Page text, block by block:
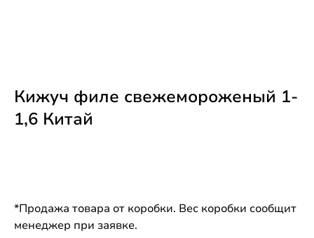
Кижуч филе свежемороженый 1-
1,6 Китай
*Продажа товара от коробки. Вес коробки сообщит
менеджер при заявке.